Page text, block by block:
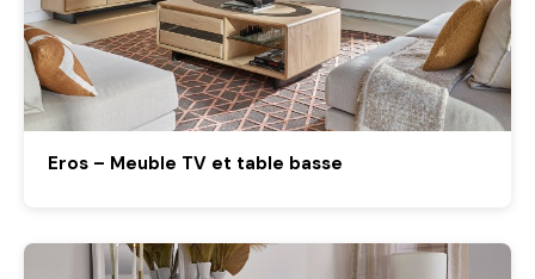
Eros – Meuble TV et table basse